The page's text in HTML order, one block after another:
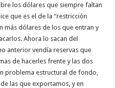
los dólares que siempre faltan
que es el de la “restricción
más dólares de los que entran y
Ahora lo sacan del
anterior vendía reservas que
de hacerles frente y las dos
problema estructural de fondo,
las que exportamos, y en